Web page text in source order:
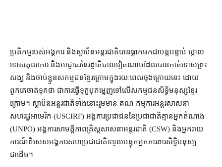
ប្រតិកម្ម​របស់​អង្គការ និង​ស្ថាប័ន​អន្តរជាតិ​បាន​ធ្លាក់​មក​ជា​បន្តបន្ទាប់ ថ្កោល
ទោស​តុលាការ និង​អាជ្ញាធរ​នៃ​រដ្ឋាភិបាល​វៀតណាម​ដែល​បាន​កាត់ទោស​ព្រះ
សង្ឃ និង​ចាប់ខ្លួន​សកម្មជន​ខ្មែរក្រោម​ក្នុង​រយៈពេល​ចុងក្រោយ​នេះ ដោយ​
ពួកគេ​ចាត់ទុកថា ជា​ការ​ធ្វើទុក្ខបុកម្នេញ​ទៅលើ​សកម្មជន​សិទ្ធិមនុស្ស​ខ្មែរ
ក្រោម។ ស្ថាប័ន​អន្តរជាតិ​ទាំងនោះ​រួមមាន គណៈកម្មការ​អន្តរ​សាសនា​
សហរដ្ឋអាមេរិក (USCIRF) អង្គការ​ប្រជាជន​នៃ​ប្រជាជាតិ​គ្មាន​អ្នកតំណាង
(UNPO) អង្គការ​សាមគ្គីភាព​គ្រិស្តសាសនា​អន្តរជាតិ (CSW) និង​អ្នករាយ
ការណ៍​ពិសេស​អង្គការសហប្រជាជាតិ​ទទួលបន្ទុក​អ្នកការពារ​សិទ្ធិមនុស្ស​
ជាដើម។